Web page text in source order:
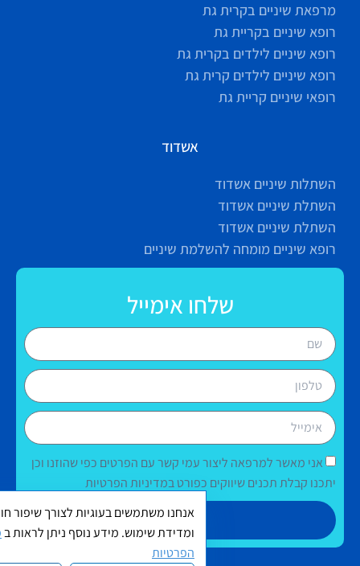
מרפאת שיניים בקרית גת
רופא שיניים בקריית גת
רופא שיניים לילדים בקרית גת
רופא שיניים לילדים קרית גת
רופאי שיניים קריית גת
אשדוד
השתלות שיניים אשדוד
השתלת שיניים אשדוד
השתלת שיניים אשדוד
רופא שיניים מומחה להשלמת שיניים
שלחו אימייל
אני מאשר למרפאה ליצור עמי קשר עם הפרטים כפי שהוזנו וכן
יתכנו קבלת תכנים שיווקים כפורט במדיניות הפרטיות
שליחה
אנחנו משתמשים בעוגיות לצורך שיפור
ומדידת שימוש. מידע נוסף ניתן לראות ב
הפרטיות